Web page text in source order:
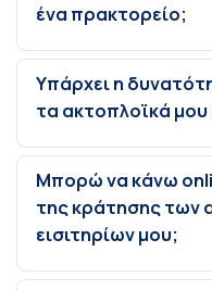
ένα πρακτορείο;
Υπάρχει η
τα ακτοπλοϊκά μου
Μπορώ να κάνω
της κράτησης των
εισιτηρίων μου;